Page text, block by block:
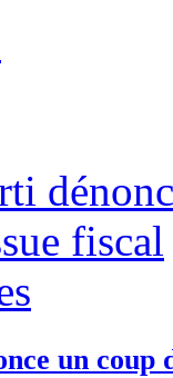
un coup